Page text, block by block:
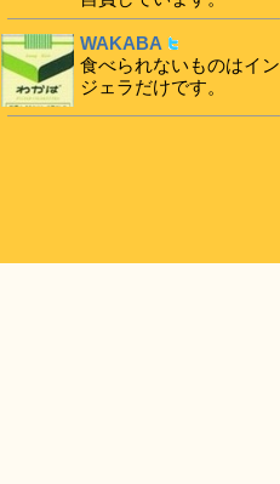
WAKABA
食べられないものはイン
ジェラだけです。